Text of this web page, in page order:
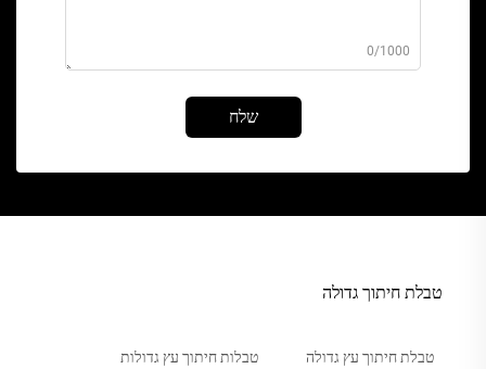
0/1000
שלח
טבלת חיתוך גדולה
טבלת חיתוך עץ גדולה טבלות חיתוך עץ גדולות